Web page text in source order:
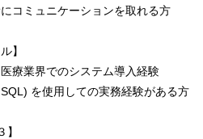
コミュニケーションを取れる方
】
療業界でのシステム導入経験
を使用しての実務経験がある方